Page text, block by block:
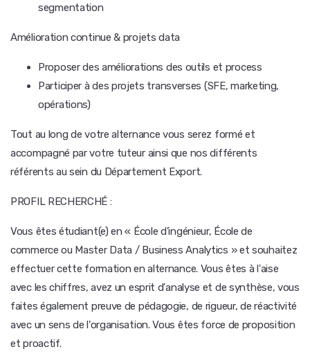
segmentation
Amélioration continue & projets data
Proposer des améliorations des outils et process
Participer à des projets transverses (SFE, marketing,
opérations)
Tout au long de votre alternance vous serez formé et
accompagné par votre tuteur ainsi que nos différents
référents au sein du Département Export.
PROFIL RECHERCHÉ :
Vous êtes étudiant(e) en « École d'ingénieur, École de
commerce ou Master Data / Business Analytics » et souhaitez
effectuer cette formation en alternance. Vous êtes à l'aise
avec les chiffres, avez un esprit d'analyse et de synthèse, vous
faites également preuve de pédagogie, de rigueur, de réactivité
avec un sens de l'organisation. Vous êtes force de proposition
et proactif.